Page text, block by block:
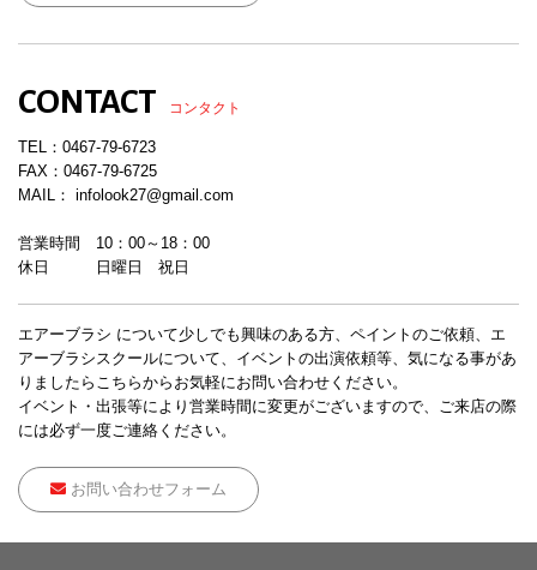
CONTACT コンタクト
TEL： 0467-79-6723
FAX：0467-79-6725
MAIL： infolook27@gmail.com
営業時間 10：00～18：00
休日 日曜日 祝日
エアーブラシ について少しでも興味のある方、ペイントのご依頼、エ
アーブラシスクールについて、イベントの出演依頼等、気になる事があ
りましたらこちらからお気軽にお問い合わせください。
イベント・出張等により営業時間に変更がございますので、ご来店の際
には必ず一度ご連絡ください。
お問い合わせフォーム